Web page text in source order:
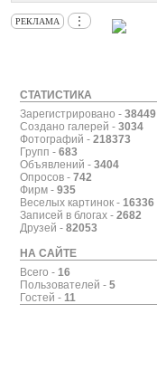
РЕКЛАМА ⋮
СТАТИСТИКА
Зарегистрировано - 38449
Создано галерей - 3034
Фотографий - 218373
Групп - 683
Объявлений - 3404
Опросов - 742
Фирм - 935
Веселых картинок - 16336
Записей в блогах - 2682
Друзей - 82053
НА САЙТЕ
Всего - 16
Пользователей - 5
Гостей - 11